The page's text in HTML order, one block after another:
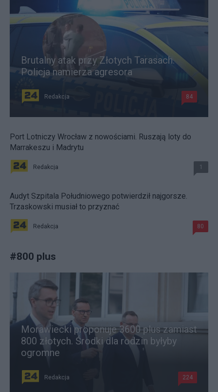
Brutalny atak przy Złotych Tarasach.
Policja namierza agresora
Redakcja 84
Port Lotniczy Wrocław z nowościami. Ruszają loty do
Marrakeszu i Madrytu
Redakcja 1
Audyt Szpitala Południowego potwierdził najgorsze.
Trzaskowski musiał to przyznać
Redakcja 80
#800 plus
Morawiecki proponuje 3600 plus zamiast
800 złotych. Środki dla rodzin byłyby
ogromne
Redakcja 224